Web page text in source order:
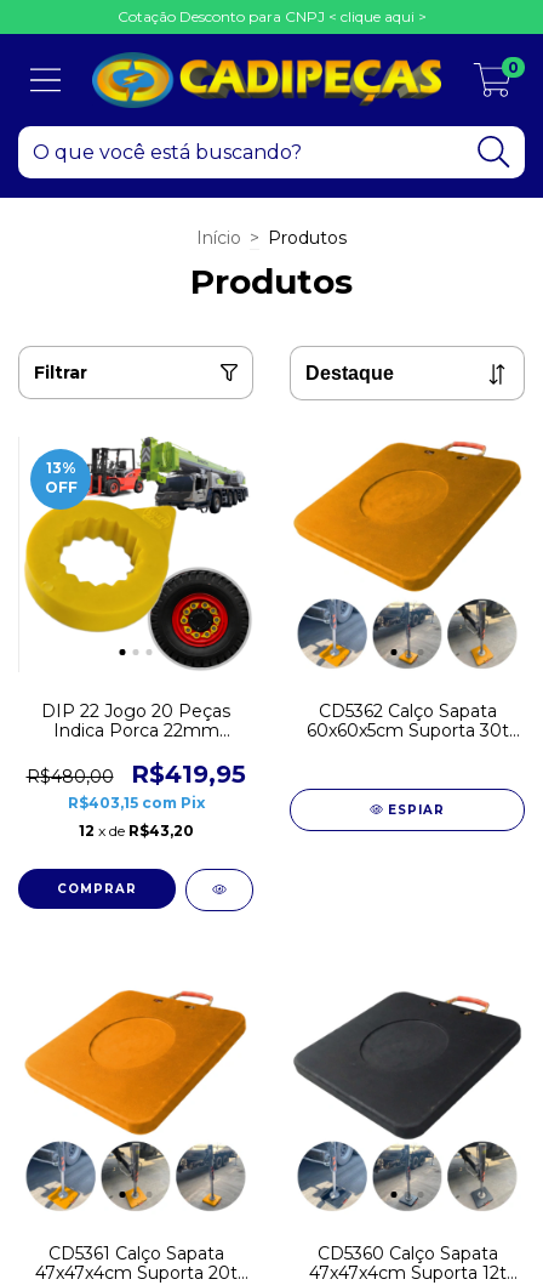
Cotação Desconto para CNPJ < clique aqui >
0
Início > Produtos
Produtos
Filtrar
13%
OFF
DIP 22 Jogo 20 Peças
Indica Porca 22mm
R$480,00
R$419,95
R$403,15 com Pix
12 x de R$43,20
CD5362 Calço Sapata
60x60x5cm Suporta 30t
ESPIAR
CD5361 Calço Sapata
47x47x4cm Suporta 20t
CD5360 Calço Sapata
47x47x4cm Suporta 12t